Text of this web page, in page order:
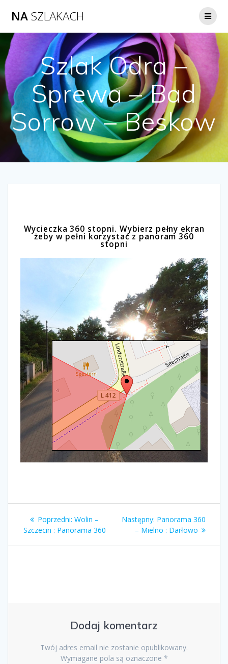
NASZLAKACH
Szlak Odra –
Sprewa – Bad
Sorrow – Beskow
Wycieczka 360 stopni. Wybierz pełny ekran
żeby w pełni korzystać z panoram 360
stopni
Poprzedni: Wolin –
Szczecin : Panorama 360
Następny: Panorama 360
– Mielno : Darłowo
Dodaj komentarz
Twój adres email nie zostanie opublikowany.
Wymagane pola są oznaczone *